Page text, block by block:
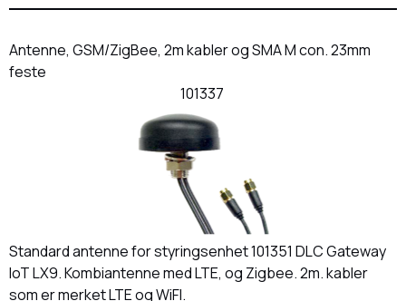
Antenne, GSM/ZigBee, 2m kabler og SMA M con. 23mm
feste
101337
Standard antenne for styringsenhet 101351 DLC Gateway
IoT LX9. Kombiantenne med LTE, og Zigbee. 2m. kabler
som er merket LTE og WiFI.